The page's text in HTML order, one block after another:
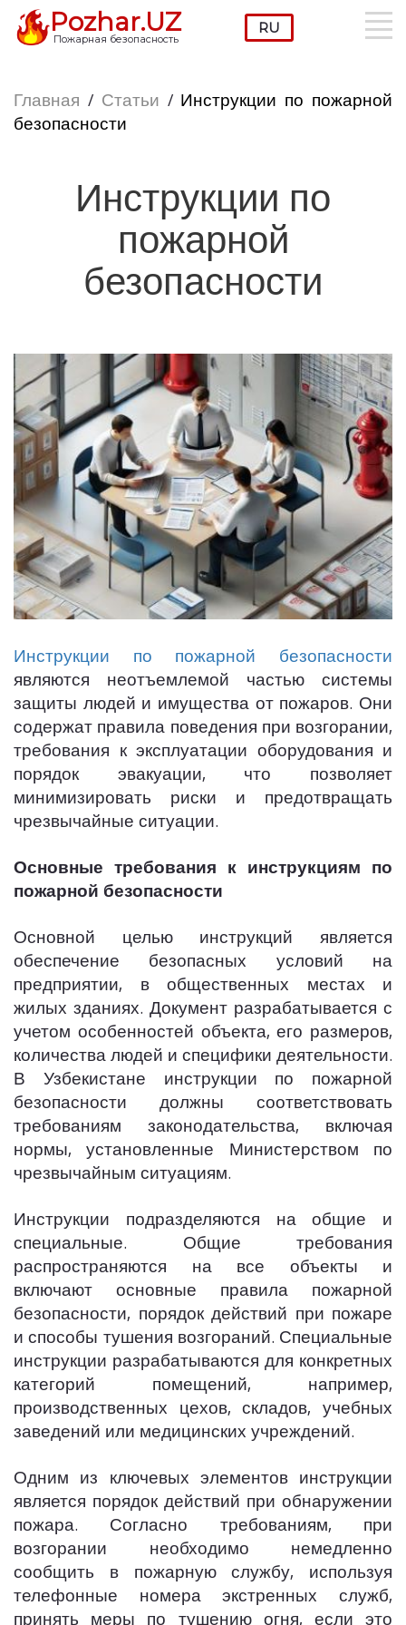
Pozhar.UZ
Пожарная безопасность
Главная / Статьи / Инструкции по пожарной
безопасности
Инструкции по
пожарной
безопасности
Инструкции по пожарной безопасности
являются неотъемлемой частью системы
защиты людей и имущества от пожаров. Они
содержат правила поведения при возгорании,
требования к эксплуатации оборудования и
порядок эвакуации, что позволяет
минимизировать риски и предотвращать
чрезвычайные ситуации.
Основные требования к инструкциям по
пожарной безопасности
Основной целью инструкций является
обеспечение безопасных условий на
предприятии, в общественных местах и
жилых зданиях. Документ разрабатывается с
учетом особенностей объекта, его размеров,
количества людей и специфики деятельности.
В Узбекистане инструкции по пожарной
безопасности должны соответствовать
требованиям законодательства, включая
нормы, установленные Министерством по
чрезвычайным ситуациям.
Инструкции подразделяются на общие и
специальные. Общие требования
распространяются на все объекты и
включают основные правила пожарной
безопасности, порядок действий при пожаре
и способы тушения возгораний. Специальные
инструкции разрабатываются для конкретных
категорий помещений, например,
производственных цехов, складов, учебных
заведений или медицинских учреждений.
Одним из ключевых элементов инструкции
является порядок действий при обнаружении
пожара. Согласно требованиям, при
возгорании необходимо немедленно
сообщить в пожарную службу, используя
телефонные номера экстренных служб,